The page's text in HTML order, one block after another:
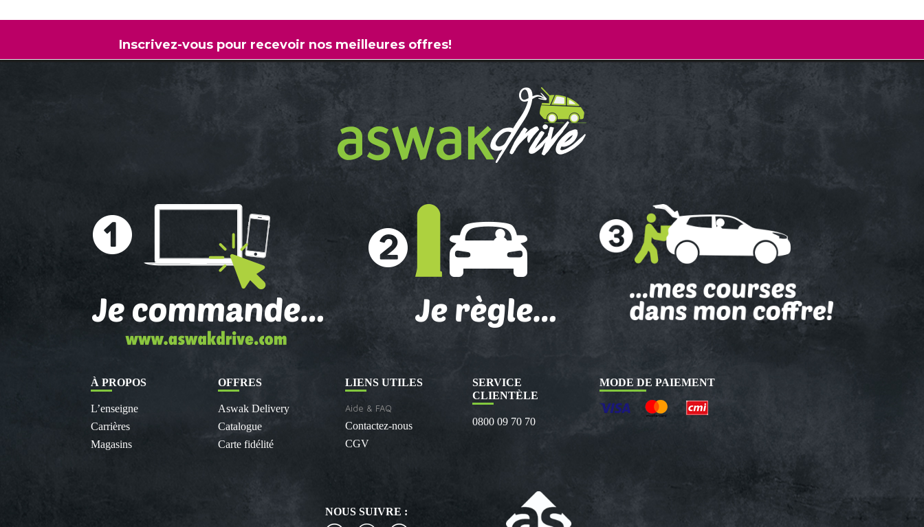
Inscrivez-vous pour recevoir nos meilleures offres!
À PROPOS
L’enseigne
Carrières
Magasins
OFFRES
Aswak Delivery
Catalogue
Carte fidélité
LIENS UTILES
Aide & FAQ
Contactez-nous
CGV
SERVICE
CLIENTÈLE
0800 09 70 70
MODE DE PAIEMENT
NOUS SUIVRE :